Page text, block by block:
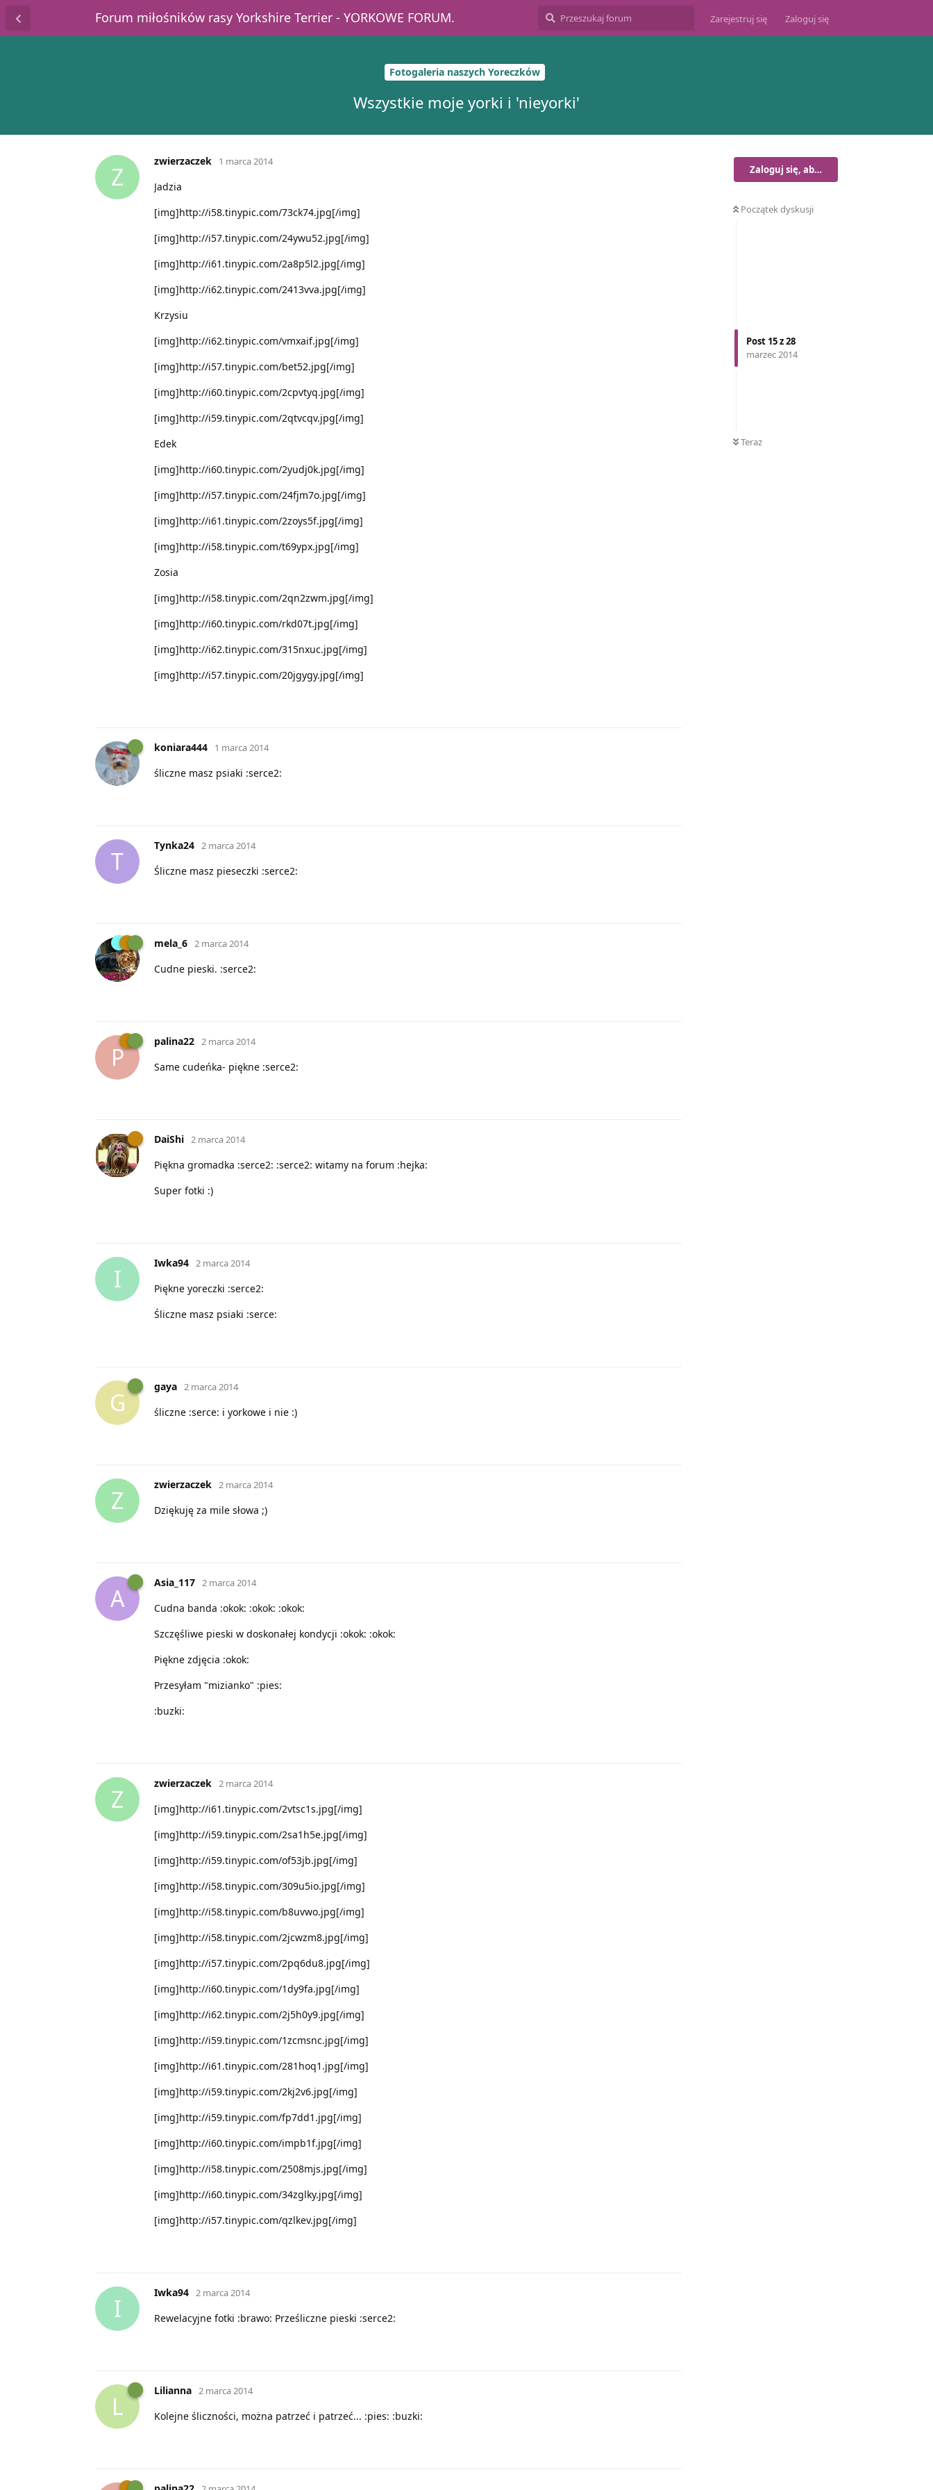
Forum miłośników rasy Yorkshire Terrier - YORKOWE FORUM. Zarejestruj się Zaloguj się
Fotogaleria naszych Yoreczków
Wszystkie moje yorki i 'nieyorki'
Zaloguj się, aby odpisać
Początek dyskusji
Post 15z28
marzec 2014
Teraz
Z
zwierzaczek 1 marca 2014
Jadzia
[img]http://i58.tinypic.com/73ck74.jpg[/img]
[img]http://i57.tinypic.com/24ywu52.jpg[/img]
[img]http://i61.tinypic.com/2a8p5l2.jpg[/img]
[img]http://i62.tinypic.com/2413vva.jpg[/img]
Krzysiu
[img]http://i62.tinypic.com/vmxaif.jpg[/img]
[img]http://i57.tinypic.com/bet52.jpg[/img]
[img]http://i60.tinypic.com/2cpvtyq.jpg[/img]
[img]http://i59.tinypic.com/2qtvcqv.jpg[/img]
Edek
[img]http://i60.tinypic.com/2yudj0k.jpg[/img]
[img]http://i57.tinypic.com/24fjm7o.jpg[/img]
[img]http://i61.tinypic.com/2zoys5f.jpg[/img]
[img]http://i58.tinypic.com/t69ypx.jpg[/img]
Zosia
[img]http://i58.tinypic.com/2qn2zwm.jpg[/img]
[img]http://i60.tinypic.com/rkd07t.jpg[/img]
[img]http://i62.tinypic.com/315nxuc.jpg[/img]
[img]http://i57.tinypic.com/20jgygy.jpg[/img]
koniara444 1 marca 2014
śliczne masz psiaki :serce2:
T
Tynka24 2 marca 2014
Śliczne masz pieseczki :serce2:
mela_6 2 marca 2014
Cudne pieski. :serce2:
P
palina22 2 marca 2014
Same cudeńka- piękne :serce2:
DaiShi 2 marca 2014
Piękna gromadka :serce2: :serce2: witamy na forum :hejka:
Super fotki :)
I
Iwka94 2 marca 2014
Piękne yoreczki :serce2:
Śliczne masz psiaki :serce:
G
gaya 2 marca 2014
śliczne :serce: i yorkowe i nie :)
Z
zwierzaczek 2 marca 2014
Dziękuję za mile słowa ;)
A
Asia_117 2 marca 2014
Cudna banda :okok: :okok: :okok:
Szczęśliwe pieski w doskonałej kondycji :okok: :okok:
Piękne zdjęcia :okok:
Przesyłam "mizianko" :pies:
:buzki:
Z
zwierzaczek 2 marca 2014
[img]http://i61.tinypic.com/2vtsc1s.jpg[/img]
[img]http://i59.tinypic.com/2sa1h5e.jpg[/img]
[img]http://i59.tinypic.com/of53jb.jpg[/img]
[img]http://i58.tinypic.com/309u5io.jpg[/img]
[img]http://i58.tinypic.com/b8uvwo.jpg[/img]
[img]http://i58.tinypic.com/2jcwzm8.jpg[/img]
[img]http://i57.tinypic.com/2pq6du8.jpg[/img]
[img]http://i60.tinypic.com/1dy9fa.jpg[/img]
[img]http://i62.tinypic.com/2j5h0y9.jpg[/img]
[img]http://i59.tinypic.com/1zcmsnc.jpg[/img]
[img]http://i61.tinypic.com/281hoq1.jpg[/img]
[img]http://i59.tinypic.com/2kj2v6.jpg[/img]
[img]http://i59.tinypic.com/fp7dd1.jpg[/img]
[img]http://i60.tinypic.com/impb1f.jpg[/img]
[img]http://i58.tinypic.com/2508mjs.jpg[/img]
[img]http://i60.tinypic.com/34zglky.jpg[/img]
[img]http://i57.tinypic.com/qzlkev.jpg[/img]
I
Iwka94 2 marca 2014
Rewelacyjne fotki :brawo: Prześliczne pieski :serce2:
L
Lilianna 2 marca 2014
Kolejne śliczności, można patrzeć i patrzeć... :pies: :buzki: